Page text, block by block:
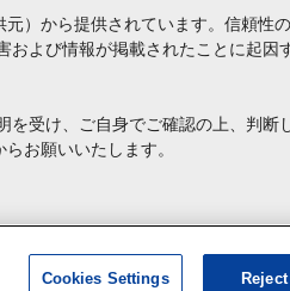
）から提供されています。信頼性
よび情報が掲載されたことに起因
受け、ご自身でご確認の上、判断
らお願いいたします。
Cookies Settings